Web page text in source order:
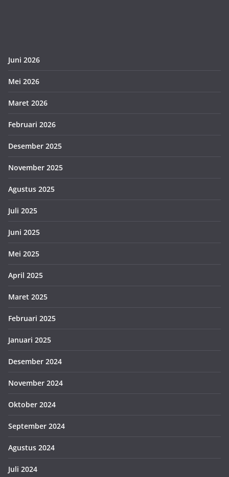
Juni 2026
Mei 2026
Maret 2026
Februari 2026
Desember 2025
November 2025
Agustus 2025
Juli 2025
Juni 2025
Mei 2025
April 2025
Maret 2025
Februari 2025
Januari 2025
Desember 2024
November 2024
Oktober 2024
September 2024
Agustus 2024
Juli 2024